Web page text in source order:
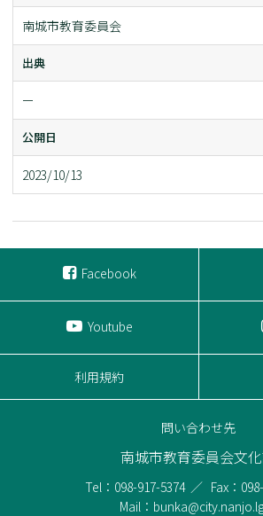
南城市教育委員会
出典
ー
公開日
2023/10/13
Facebook
Youtube
利用規約
問い合わせ先
南城市教育委員会文
Tel：098-917-5374
Fax：
Mail：